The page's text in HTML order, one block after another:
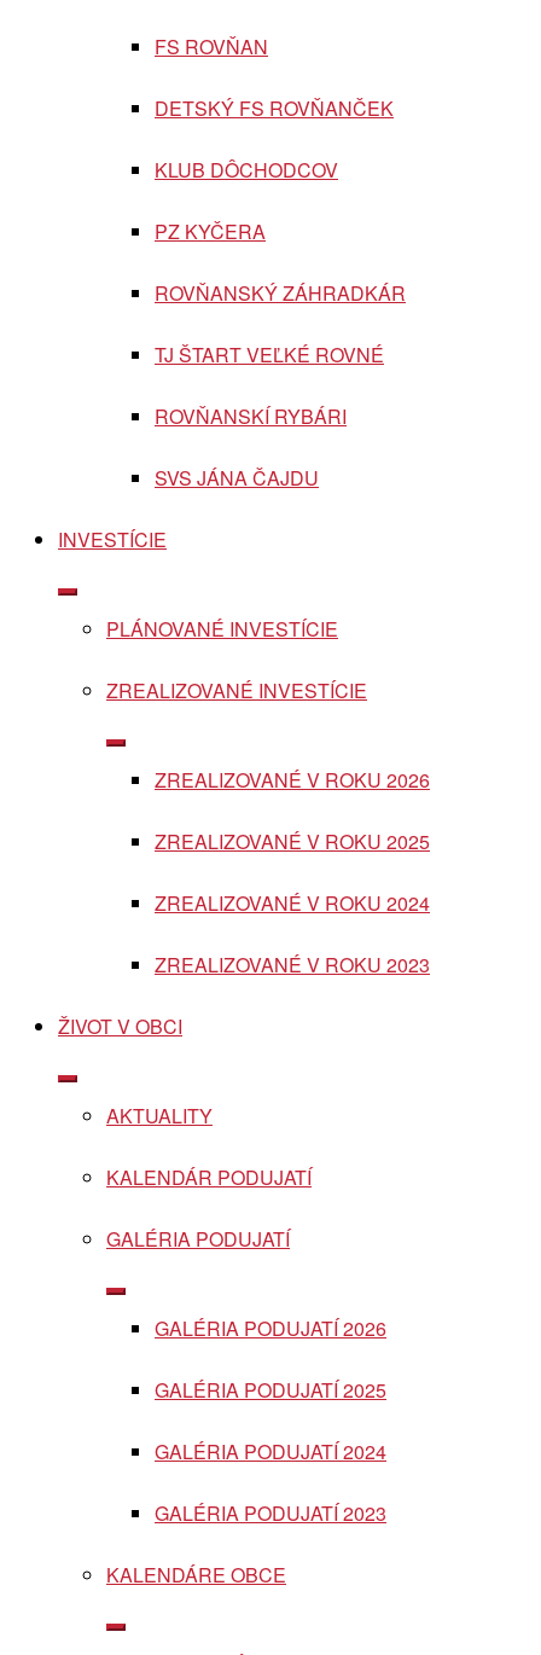
FS ROVŇAN
DETSKÝ FS ROVŇANČEK
KLUB DÔCHODCOV
PZ KYČERA
ROVŇANSKÝ ZÁHRADKÁR
TJ ŠTART VEĽKÉ ROVNÉ
ROVŇANSKÍ RYBÁRI
SVS JÁNA ČAJDU
INVESTÍCIE
Show
menu
PLÁNOVANÉ INVESTÍCIE
ZREALIZOVANÉ INVESTÍCIE
Show
menu ZREALIZOVANÉ V ROKU 2026
ZREALIZOVANÉ V ROKU 2025
ZREALIZOVANÉ V ROKU 2024
ZREALIZOVANÉ V ROKU 2023
ŽIVOT V OBCI
Show
menu AKTUALITY
KALENDÁR PODUJATÍ
GALÉRIA PODUJATÍ
Show
menu GALÉRIA PODUJATÍ 2026
GALÉRIA PODUJATÍ 2025
GALÉRIA PODUJATÍ 2024
GALÉRIA PODUJATÍ 2023
KALENDÁRE OBCE
Show